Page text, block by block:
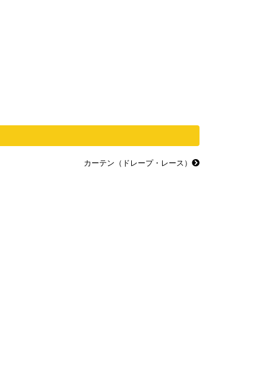
カーテン（ドレープ・レース）